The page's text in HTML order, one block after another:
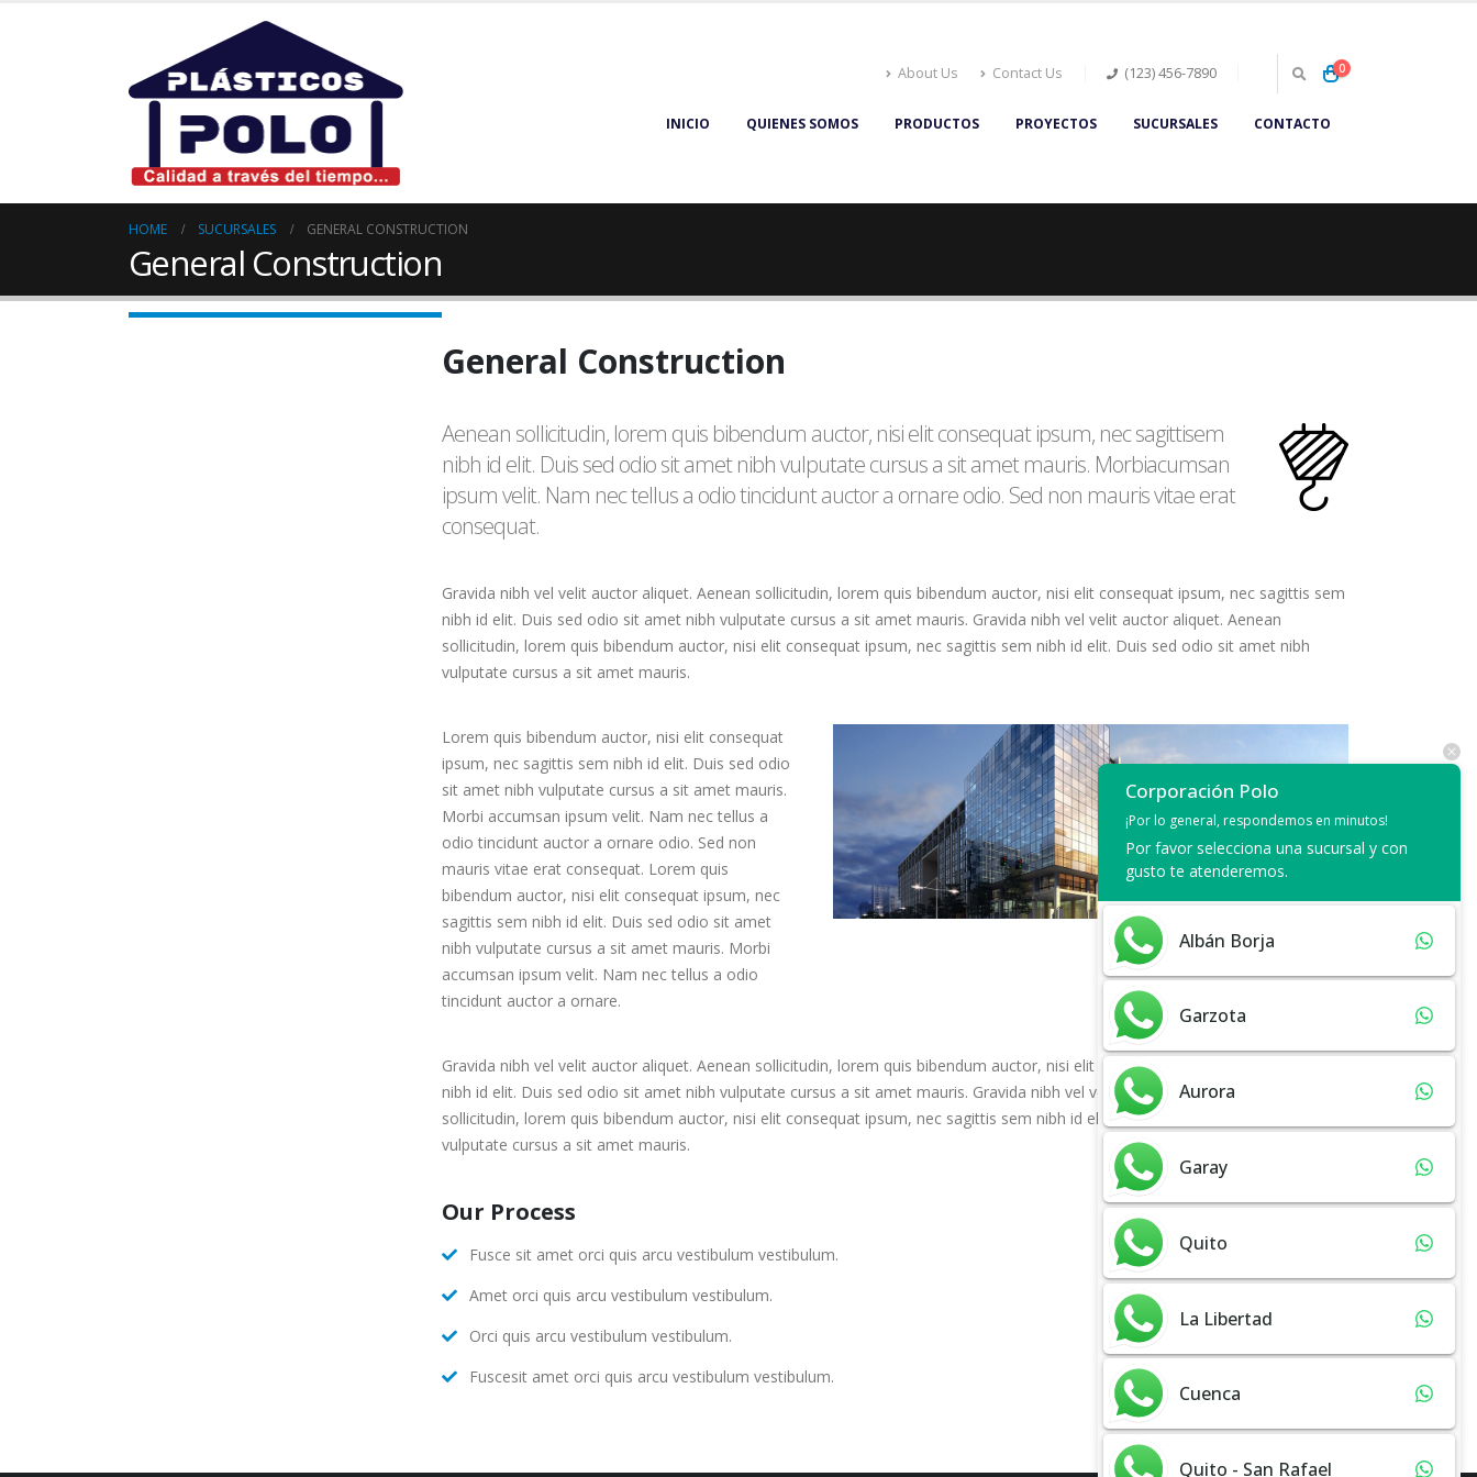
About Us Contact Us (123) 456-7890 0
INICIO QUIENES SOMOS PRODUCTOS PROYECTOS SUCURSALES CONTACTO
HOME SUCURSALES GENERAL CONSTRUCTION
General Construction
General Construction
Aenean sollicitudin, lorem quis bibendum auctor, nisi elit consequat ipsum, nec sagittisem
nibh id elit. Duis sed odio sit amet nibh vulputate cursus a sit amet mauris. Morbiacumsan
ipsum velit. Nam nec tellus a odio tincidunt auctor a ornare odio. Sed non mauris vitae erat
consequat.
Gravida nibh vel velit auctor aliquet. Aenean sollicitudin, lorem quis bibendum auctor, nisi elit consequat ipsum, nec sagittis sem
nibh id elit. Duis sed odio sit amet nibh vulputate cursus a sit amet mauris. Gravida nibh vel velit auctor aliquet. Aenean
sollicitudin, lorem quis bibendum auctor, nisi elit consequat ipsum, nec sagittis sem nibh id elit. Duis sed odio sit amet nibh
vulputate cursus a sit amet mauris.
Lorem quis bibendum auctor, nisi elit consequat
ipsum, nec sagittis sem nibh id elit. Duis sed odio
sit amet nibh vulputate cursus a sit amet mauris.
Morbi accumsan ipsum velit. Nam nec tellus a
odio tincidunt auctor a ornare odio. Sed non
mauris vitae erat consequat. Lorem quis
bibendum auctor, nisi elit consequat ipsum, nec
sagittis sem nibh id elit. Duis sed odio sit amet
nibh vulputate cursus a sit amet mauris. Morbi
accumsan ipsum velit. Nam nec tellus a odio
tincidunt auctor a ornare.
Gravida nibh vel velit auctor aliquet. Aenean sollicitudin, lorem quis bibendum auctor, nisi elit consequat ipsum, nec sagittis sem
nibh id elit. Duis sed odio sit amet nibh vulputate cursus a sit amet mauris. Gravida nibh vel velit auctor aliquet. Aenean
sollicitudin, lorem quis bibendum auctor, nisi elit consequat ipsum, nec sagittis sem nibh id elit. Duis sed odio sit amet nibh
vulputate cursus a sit amet mauris.
Our Process
Fusce sit amet orci quis arcu vestibulum vestibulum.
Amet orci quis arcu vestibulum vestibulum.
Orci quis arcu vestibulum vestibulum.
Fuscesit amet orci quis arcu vestibulum vestibulum.
Corporación Polo
¡Por lo general, respondemos en minutos!
Por favor selecciona una sucursal y con
gusto te atenderemos.
Albán Borja
Garzota
Aurora
Garay
Quito
La Libertad
Cuenca
Quito - San Rafael